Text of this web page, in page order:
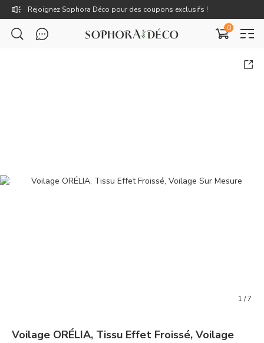
Rejoignez Sophora Déco pour des coupons exclusifs !
0
1 /7
Voilage ORÉLIA, Tissu Effet Froissé, Voilage